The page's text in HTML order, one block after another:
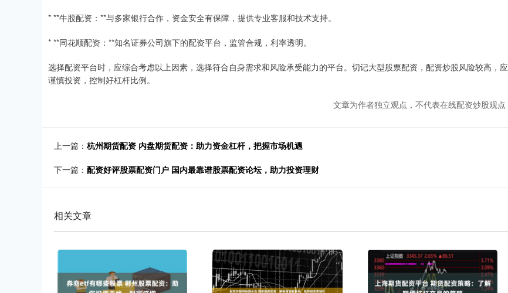
* **牛股配资：**与多家银行合作，资金安全有保障，提供专业客服和技术支持。
* **同花顺配资：**知名证券公司旗下的配资平台，监管合规，利率透明。
选择配资平台时，应综合考虑以上因素，选择符合自身需求和风险承受能力的平台。切记大型股票配资，配资炒股风险较高，应
谨慎投资，控制好杠杆比例。
文章为作者独立观点，不代表在线配资炒股观点
上一篇： 杭州期货配资 内盘期货配资：助力资金杠杆，把握市场机遇
下一篇： 配资好评股票配资门户 国内最靠谱股票配资论坛，助力投资理财
相关文章